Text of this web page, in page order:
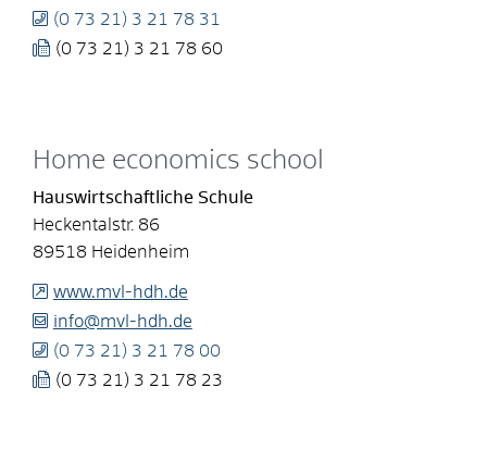
(0 73 21) 3 21 78 31
(0 73 21) 3 21 78 60
Home economics school
Hauswirtschaftliche Schule
Heckentalstr. 86
89518 Heidenheim
www.mvl-hdh.de
info@mvl-hdh.de
(0 73 21) 3 21 78 00
(0 73 21) 3 21 78 23